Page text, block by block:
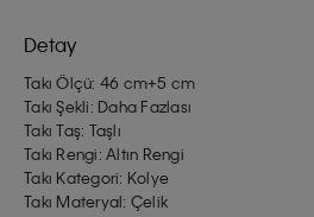
Detay
Takı Ölçü: 46 cm+5 cm
Takı Şekli: Daha Fazlası
Takı Taş: Taşlı
Takı Rengi: Altın Rengi
Takı Kategori: Kolye
Takı Materyal: Çelik